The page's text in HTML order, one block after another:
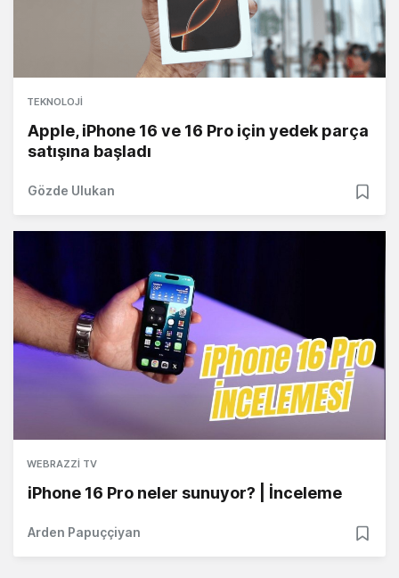
TEKNOLOJI
Apple, iPhone 16 ve 16 Pro için yedek parça
satışına başladı
Gözde Ulukan
WEBRAZZI TV
iPhone 16 Pro neler sunuyor? | İnceleme
Arden Papuççiyan